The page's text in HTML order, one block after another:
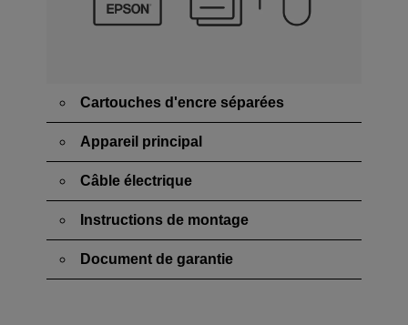
Cartouches d'encre séparées
Appareil principal
Câble électrique
Instructions de montage
Document de garantie